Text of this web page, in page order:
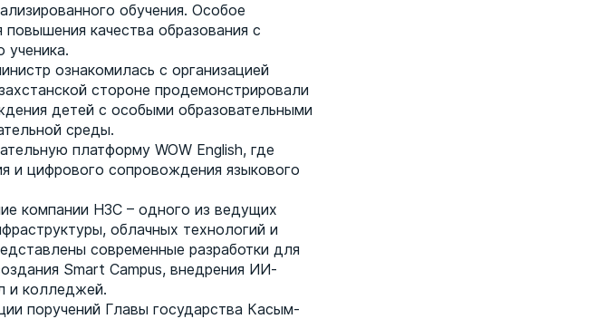
обучения. Особое
качества образования с
ученика.
ознакомилась с организацией
стороне продемонстрировали
детей с особыми образовательными
среды.
платформу WOW English, где
и цифрового сопровождения языкового
компании H3C – одного из ведущих
облачных технологий и
современные разработки для
Smart Campus, внедрения ИИ-
и колледжей.
поручений Главы государства Касым-